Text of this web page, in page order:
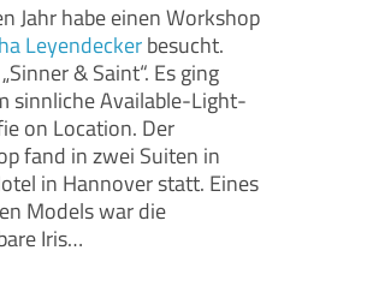
Jahr habe einen Workshop
Leyendeckerbesucht.
& Saint“. Es ging
sinnliche Available-Light-
on Location. Der
fand in zwei Suiten in
in Hannover statt. Eines
Models war die
Iris…